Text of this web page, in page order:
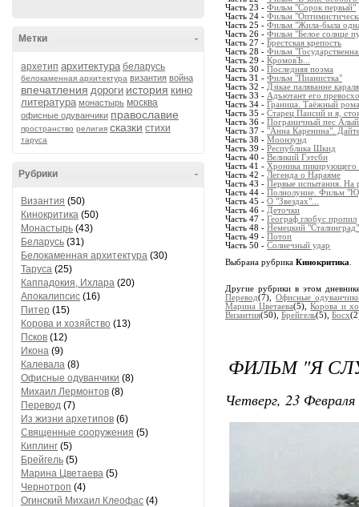
-
Метки
архетип архитектура беларусь
белокаменная архитектура византия война
впечатления дороги история кино
литература монастырь москва
офисные одуванчики православие
пространство религия сказки стихи
таруса
-
Рубрики
Византия (50)
Кинокритика (50)
Монастырь (43)
Беларусь (31)
Белокаменная архитектура (30)
Таруса (25)
Каппадокия, Ихлара (20)
Апокалипсис (16)
Питер (15)
Корова и хозяйство (13)
Псков (12)
Икона (9)
Калевала (8)
Офисные одуванчики (8)
Михаил Лермонтов (8)
Перевод (7)
Из жизни архетипов (6)
Священные сооружения (5)
Киплинг (5)
Брейгель (5)
Марина Цветаева (5)
Чернотроп (4)
Огинский Михаил Клеофас (4)
Часть 23 - Фильм "Сорок первый"
Часть 24 - Фильм
Часть 25 - Фильм "Жила-была
Часть 26 - Фильм "Белое солнце
Часть 27 - Брестская крепость
Часть 28 - Фильм
Часть 29 - КромовЪ...
Часть 30 - Последняя поэма
Часть 31 - Фильм "Пианистка"
Часть 32 - Дзікае паляванне
Часть 33 - Адъютант его
Часть 34 - Граница. Таёжный
Часть 35 - Старец Паисий и я,
Часть 36 - Пограничный пес Алый
Часть 37 - "Анна Каренина".
Часть 38 - Моонзунд
Часть 39 - Республика Шкид
Часть 40 - Великий Гэтсби
Часть 41 - Хроника пикирующего
Часть 42 - Легенда о Нараяме
Часть 43 - Первые испытания. На
Часть 44 - Полнолуние. Фильм
Часть 45 - О "Звездах"...
Часть 46 - Деточки
Часть 47 - Географ глобус пропил
Часть 48 - Немецкий "Сталинград"
Часть 49 - Потоп
Часть 50 - Солнечный удар
Выбрана рубрика Кинокритика
Другие рубрики в этом
Перевод(7),Офисные
Марина Цветаева(5),Корова и
Византия(50), Брейгель(5), Босх
ФИЛЬМ "Я
Четверг, 23